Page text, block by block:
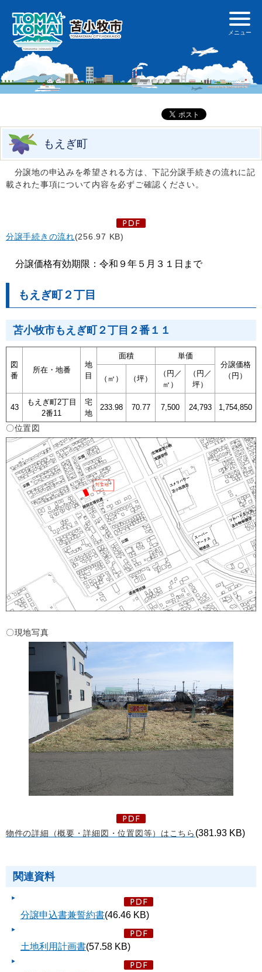
もえぎ町
分譲地の申込みを希望される方は、下記分譲手続きの流れに記
載された事項について内容を必ずご確認ください。
分譲手続きの流れ(256.97 KB)
分譲価格有効期限：令和９年５月３１日まで
もえぎ町２丁目
苫小牧市もえぎ町２丁目２番１１
図
番
所在・地番
地
目
面積
単価
分譲価格
（円）
（㎡） （坪）
（円／
㎡）
（円／
坪）
43
もえぎ町2丁目
2番11
宅
地
233.98 70.77 7,500 24,793 1,754,850
〇位置図
〇現地写真
物件の詳細（概要・詳細図・位置図等）はこちら (381.93 KB)
関連資料
分譲申込書兼誓約書(46.46 KB)
土地利用計画書(57.58 KB)